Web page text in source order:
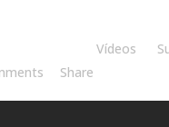
Vídeos
Share